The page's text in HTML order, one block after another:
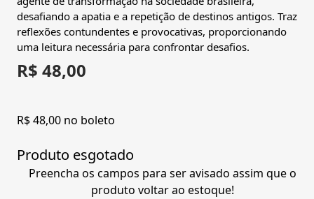
desafiando a apatia e a repetição de destinos antigos. Traz
reflexões contundentes e provocativas, proporcionando
uma leitura necessária para confrontar desafios.
R$ 48,00
R$ 48,00 no boleto
Produto esgotado
Preencha os campos para ser avisado assim que o
produto voltar ao estoque!